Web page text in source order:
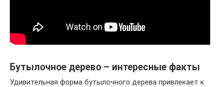
Бутылочное дерево – интересные факты
Удивительная форма бутылочного дерева привлекает к